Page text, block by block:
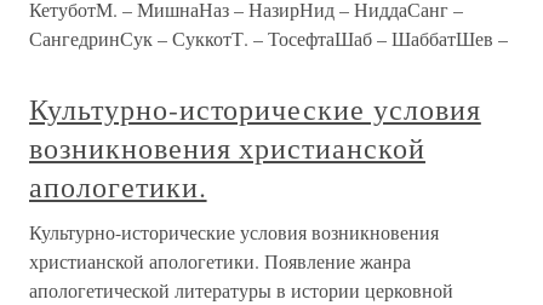
КетуботМ. – МишнаНаз – НазирНид – НиддаСанг –
СангедринСук – СуккотТ. – ТосефтаШаб – ШаббатШев –
Культурно-исторические условия
возникновения христианской
апологетики.
Культурно-исторические условия возникновения
христианской апологетики. Появление жанра
апологетической литературы в истории церковной